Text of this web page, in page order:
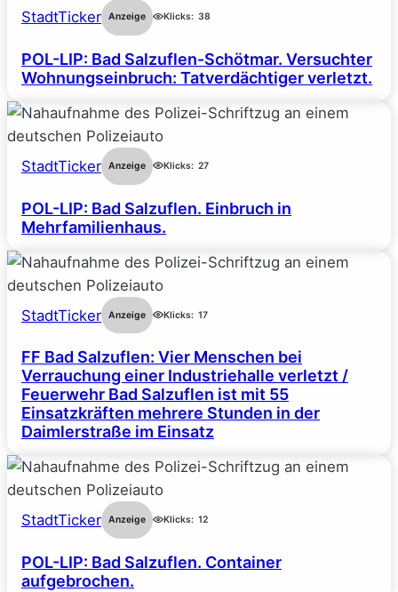
StadtTicker Anzeige Klicks: 38
POL-LIP: Bad Salzuflen-Schötmar. Versuchter
Wohnungseinbruch: Tatverdächtiger verletzt.
StadtTicker Anzeige Klicks: 27
POL-LIP: Bad Salzuflen. Einbruch in
Mehrfamilienhaus.
StadtTicker Anzeige Klicks: 17
FF Bad Salzuflen: Vier Menschen bei
Verrauchung einer Industriehalle verletzt /
Feuerwehr Bad Salzuflen ist mit 55
Einsatzkräften mehrere Stunden in der
Daimlerstraße im Einsatz
StadtTicker Anzeige Klicks: 12
POL-LIP: Bad Salzuflen. Container
aufgebrochen.